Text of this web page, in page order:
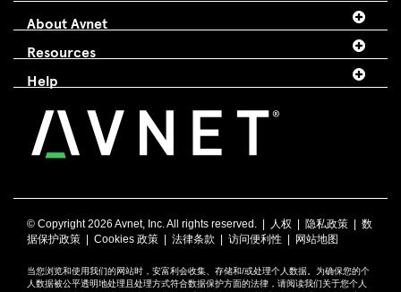
About Avnet
Resources
Help
© Copyright2026 Avnet, Inc. All rights reserved. | 人权 隐私政策
数
据保护政策
Cookies 政策 法律条款 访问便利性 网站地图
当您浏览和使用我们的网站时，安富利会收集、存储和/或处理个人数据。为确保您的个
人数据被公平透明地处理且处理方式符合数据保护方面的法律，请阅读我们关于您个人